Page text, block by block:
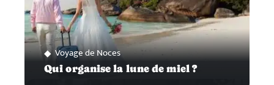
Voyage de Noces
Qui organise la lune de miel ?